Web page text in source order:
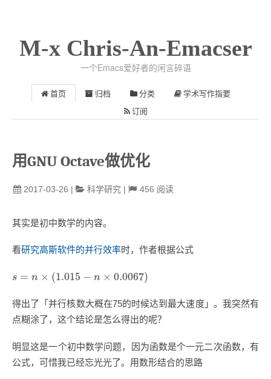
M-x Chris-An-Emacser
一个Emacs爱好者的闲言碎语
首页 归档 分类 学术写作指要
订阅
用GNU Octave做优化
2017-03-26 | 科学研究 | 456 阅读
其实是初中数学的内容。
看研究高斯软件的并行效率时，作者根据公式
s = n × (1.015 − n × 0.0067)
1.015− n 0.0067 )
得出了「并行核数大概在75的时候达到最大速度」。我突然有
点糊涂了，这个结论是怎么得出的呢？
明显这是一个初中数学问题，因为函数是个一元二次函数，有
公式，可惜我已经忘光光了。用数形结合的思路